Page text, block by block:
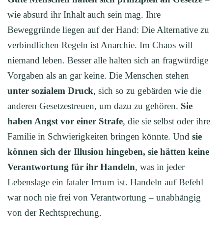
wie absurd ihr Inhalt auch sein mag. Ihre
Beweggründe liegen auf der Hand: Die Alternative zu
verbindlichen Regeln ist Anarchie. Im Chaos will
niemand leben. Besser alle halten sich an fragwürdige
Vorgaben als an gar keine. Die Menschen stehen
unter sozialem Druck, sich so zu gebärden wie die
anderen Gesetzestreuen, um dazu zu gehören. Sie
haben Angst vor einer Strafe, die sie selbst oder ihre
Familie in Schwierigkeiten bringen könnte. Und sie
können sich der Illusion hingeben, sie hätten keine
Verantwortung für ihr Handeln, was in jeder
Lebenslage ein fataler Irrtum ist. Handeln auf Befehl
war noch nie frei von Verantwortung – unabhängig
von der Rechtsprechung.